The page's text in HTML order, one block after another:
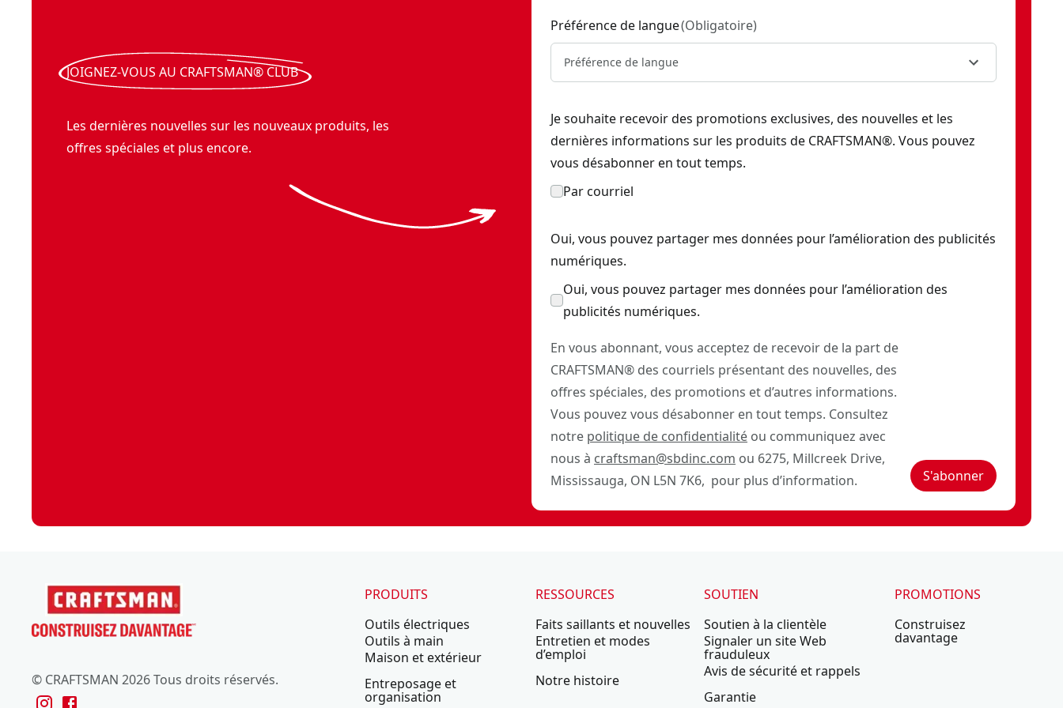
JOIGNEZ-VOUS AU CRAFTSMAN® CLUB
Les dernières nouvelles sur les nouveaux produits, les
offres spéciales et plus encore.
Préférence de langue(Obligatoire)
Préférence de langue
Je souhaite recevoir des promotions exclusives, des nouvelles et les
dernières informations sur les produits de CRAFTSMAN®. Vous pouvez
vous désabonner en tout temps.
Par courriel
Oui, vous pouvez partager mes données pour l’amélioration des publicités
numériques.
Oui, vous pouvez partager mes données pour l’amélioration des
publicités numériques.
En vous abonnant, vous acceptez de recevoir de la part de
CRAFTSMAN® des courriels présentant des nouvelles, des
offres spéciales, des promotions et d’autres informations.
Vous pouvez vous désabonner en tout temps. Consultez
notre politique de confidentialité ou communiquez avec
nous à craftsman@sbdinc.com ou 6275, Millcreek Drive,
Mississauga, ON L5N 7K6, pour plus d’information.
S'abonner
PRODUITS
Outils électriques
Outils à main
Maison et extérieur
Entreposage et
organisation
RESSOURCES
Faits saillants et nouvelles
Entretien et modes
d’emploi
Notre histoire
SOUTIEN
Soutien à la clientèle
Signaler un site Web
frauduleux
Avis de sécurité et rappels
Garantie
PROMOTIONS
Construisez
davantage
© CRAFTSMAN 2026 Tous droits réservés.